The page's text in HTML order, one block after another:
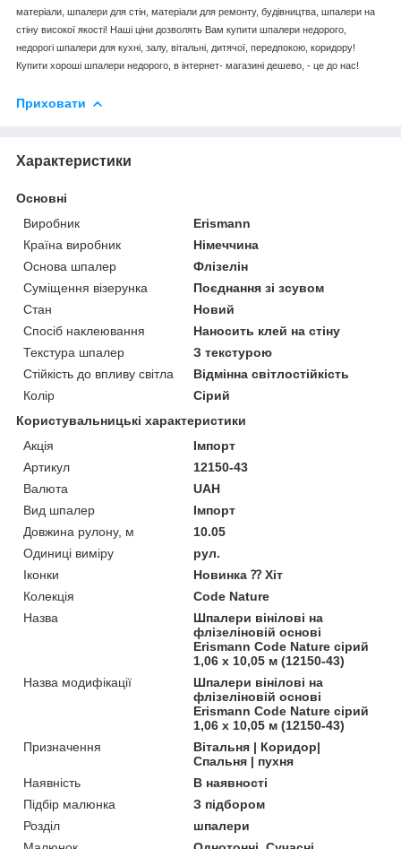
матеріали, шпалери для стін, матеріали для ремонту, будівництва, шпалери на
стіну високої якості! Наші ціни дозволять Вам купити шпалери недорого,
недорогі шпалери для кухні, залу, вітальні, дитячої, передпокою, коридору!
Купити хороші шпалери недорого, в інтернет- магазині дешево, - це до нас!
Приховати
Характеристики
Основні
Виробник
Erismann
Країна виробник
Німеччина
Основа шпалер
Флізелін
Суміщення візерунка
Поєднання зі зсувом
Стан
Новий
Спосіб наклеювання
Наносить клей на стіну
Текстура шпалер
З текстурою
Стійкість до впливу світла
Відмінна світлостійкість
Колір
Сірий
Користувальницькі характеристики
Акція
Імпорт
Артикул
12150-43
Валюта
UAH
Вид шпалер
Імпорт
Довжина рулону, м
10.05
Одиниці виміру
рул.
Іконки
Новинка ⁇ Хіт
Колекція
Code Nature
Назва
Шпалери вінілові на
флізеліновій основі
Erismann Code Nature сірий
1,06 х 10,05 м (12150-43)
Назва модифікації
Шпалери вінілові на
флізеліновій основі
Erismann Code Nature сірий
1,06 х 10,05 м (12150-43)
Призначення
Вітальня | Коридор|
Спальня | пухня
Наявність
В наявності
Підбір малюнка
З підбором
Розділ
шпалери